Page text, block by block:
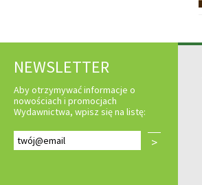
NEWSLETTER
Aby otrzymywać informacje o
nowościach i promocjach
Wydawnictwa, wpisz się na listę:
>